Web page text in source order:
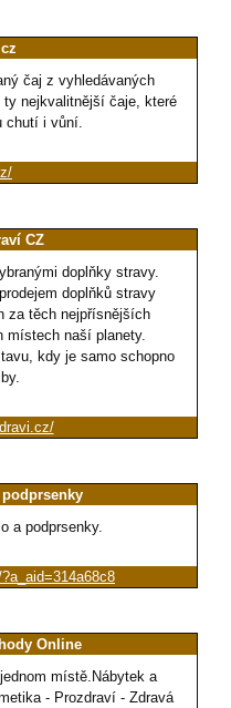
čaj z vyhledávaných
nejkvalitnější čaje, které
chutí i vůní.
CZ
doplňky stravy.
doplňků stravy
za těch nejpřísnějších
místech naší planety.
kdy je samo schopno
a podprsenky.
Online
místě.Nábytek a
- Prozdraví - Zdravá